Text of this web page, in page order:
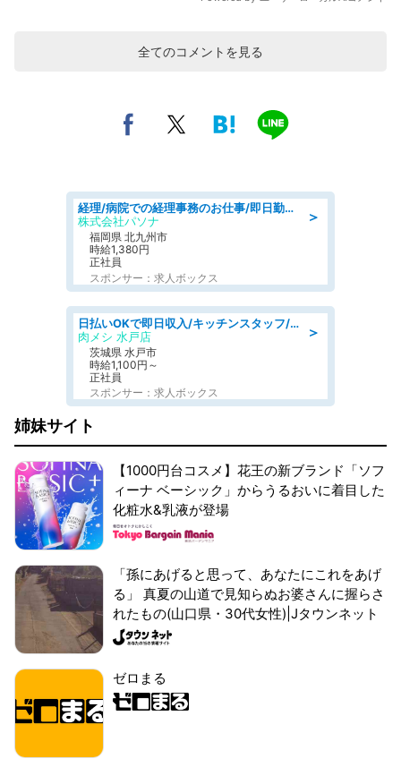
全てのコメントを見る
＞
経理/病院での経理事務のお仕事/即日勤務可/車通勤可/経理/一般事務
株式会社パソナ
福岡県 北九州市
時給1,380円
正社員
スポンサー：求人ボックス
＞
日払いOKで即日収入/キッチンスタッフ/デリバリー業務など、自己成長可能な幅広い仕事に挑戦!髪型自由&ピアス・ネイルOK/茨城県/水戸市
肉メシ 水戸店
茨城県 水戸市
時給1,100円～
正社員
スポンサー：求人ボックス
姉妹サイト
【1000円台コスメ】花王の新ブランド「ソフ
ィーナ ベーシック」からうるおいに着目した
化粧水&乳液が登場
「孫にあげると思って、あなたにこれをあげ
る」 真夏の山道で見知らぬお婆さんに握らさ
れたもの(山口県・30代女性)|Jタウンネット
ゼロまる